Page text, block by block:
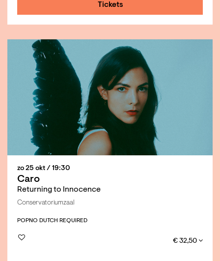
Tickets
Caro
Returning to Innocence
zo 25 okt / 19:30
Conservatoriumzaal
POPNO DUTCH REQUIRED
€ 32,50